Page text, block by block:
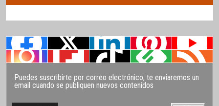
Puedes suscribirte por correo electrónico, te enviaremos un
email cuando se publiquen nuevos contenidos